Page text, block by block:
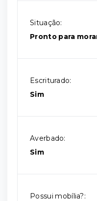
Situação:
Pronto para
Escriturado:
Sim
Averbado:
Sim
Possui mobília?: